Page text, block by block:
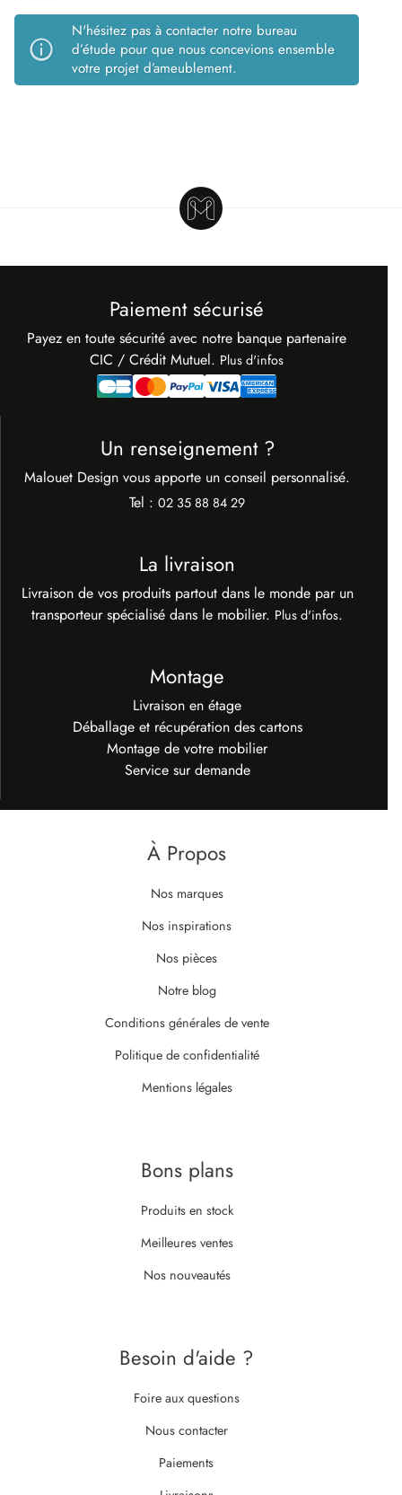
N'hésitez pas à contacter notre bureau
d’étude pour que nous concevions ensemble
votre projet d’ameublement.
Paiement sécurisé
Payez en toute sécurité avec notre banque partenaire
CIC / Crédit Mutuel. Plus d'infos
Un renseignement ?
Malouet Design vous apporte un conseil personnalisé.
Tel : 02 35 88 84 29
La livraison
Livraison de vos produits partout dans le monde par un
transporteur spécialisé dans le mobilier. Plus d'infos.
Montage
Livraison en étage
Déballage et récupération des cartons
Montage de votre mobilier
Service sur demande
À Propos
Nos marques
Nos inspirations
Nos pièces
Notre blog
Conditions générales de vente
Politique de confidentialité
Mentions légales
Bons plans
Produits en stock
Meilleures ventes
Nos nouveautés
Besoin d'aide ?
Foire aux questions
Nous contacter
Paiements